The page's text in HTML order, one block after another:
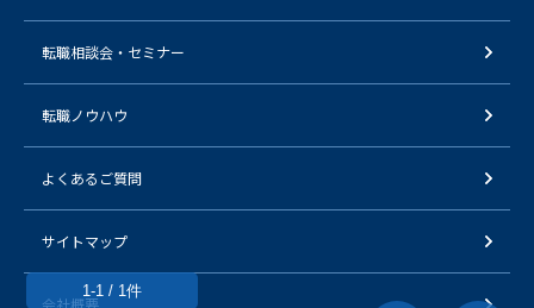
1-1 / 1件
転職相談会・セミナー
転職ノウハウ
よくあるご質問
サイトマップ
会社概要